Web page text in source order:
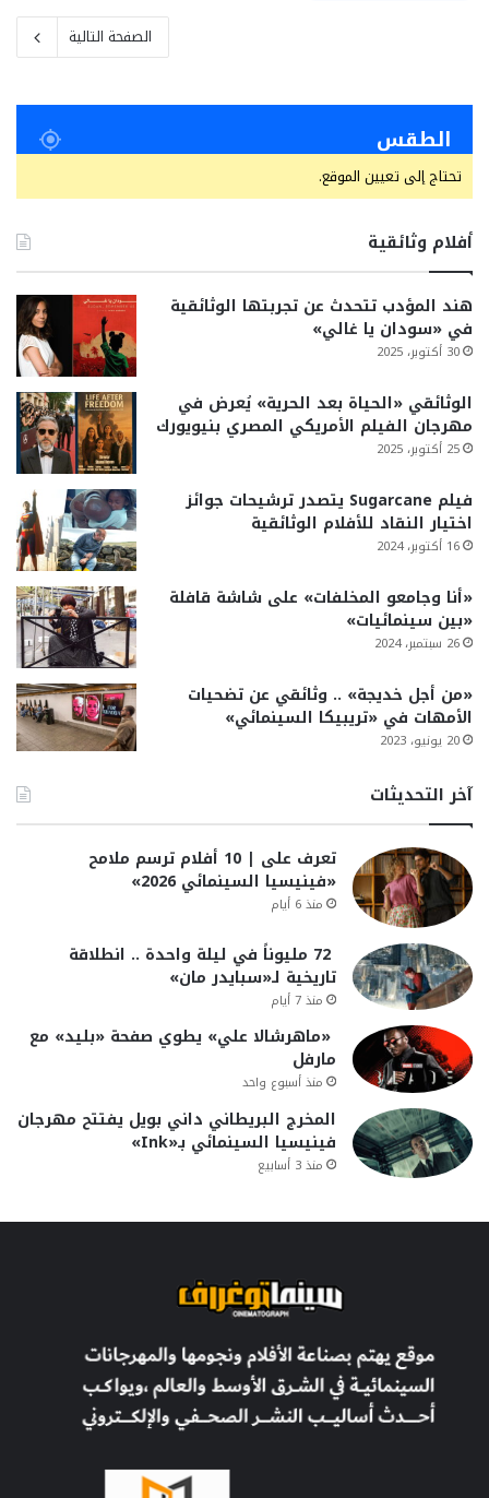
الصفحة التالية
الطقس
تحتاج إلى تعيين الموقع.
أفلام وثائقية
هند المؤدب تتحدث عن تجربتها الوثائقية
في «سودان يا غالي»
30 أكتوبر، 2025
الوثائقي «الحياة بعد الحرية» يُعرض في
مهرجان الفيلم الأمريكي المصري بنيويورك
25 أكتوبر، 2025
فيلم Sugarcane يتصدر ترشيحات جوائز
اختيار النقاد للأفلام الوثائقية
16 أكتوبر، 2024
«أنا وجامعو المخلفات» على شاشة قافلة
«بين سينمائيات»
26 سبتمبر، 2024
«من أجل خديجة» .. وثائقي عن تضحيات
الأمهات في «تريبيكا السينمائي»
20 يونيو، 2023
آخر التحديثات
تعرف على | 10 أفلام ترسم ملامح
«فينيسيا السينمائي 2026»
منذ 6 أيام
72 مليوناً في ليلة واحدة .. انطلاقة
تاريخية لـ«سبايدر مان»
منذ 7 أيام
«ماهرشالا علي» يطوي صفحة «بليد» مع
مارفل
منذ أسبوع واحد
المخرج البريطاني داني بويل يفتتح مهرجان
فينيسيا السينمائي بـ«Ink»
منذ 3 أسابيع